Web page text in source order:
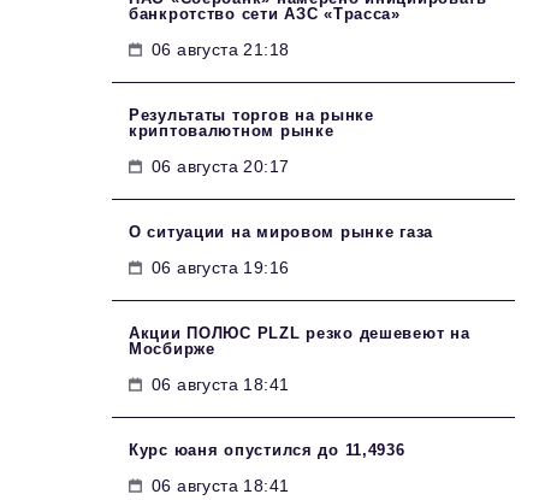
банкротство сети АЗС «Трасса»
06 августа 21:18
Результаты торгов на рынке
криптовалютном рынке
06 августа 20:17
О ситуации на мировом рынке газа
06 августа 19:16
Акции ПОЛЮС PLZL резко дешевеют на
Мосбирже
06 августа 18:41
Курс юаня опустился до 11,4936
06 августа 18:41